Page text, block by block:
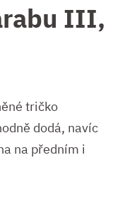
III,
tričko
dodá, navíc
na předním i